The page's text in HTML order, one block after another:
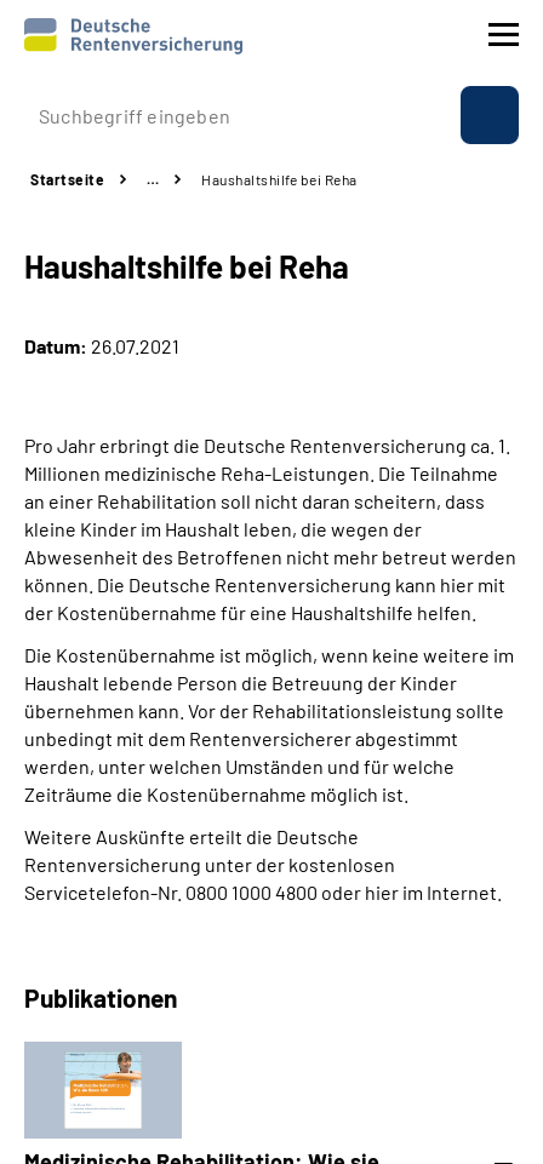
Prävention
Rente
Beratung & Kontakt
Über uns & Presse
Online-Services
Suche
Language
Inhalte in Gebärdensprache (DGS)
Leichte Sprache
Mein Kundenportal
Startseite … Haushaltshilfe bei Reha
Haushaltshilfe bei Reha
Datum: 26.07.2021
Pro Jahr erbringt die Deutsche Rentenversicherung ca. 1.
Millionen medizinische Reha-Leistungen. Die Teilnahme
an einer Rehabilitation soll nicht daran scheitern, dass
kleine Kinder im Haushalt leben, die wegen der
Abwesenheit des Betroffenen nicht mehr betreut werden
können. Die Deutsche Rentenversicherung kann hier mit
der Kostenübernahme für eine Haushaltshilfe helfen.
Die Kostenübernahme ist möglich, wenn keine weitere im
Haushalt lebende Person die Betreuung der Kinder
übernehmen kann. Vor der Rehabilitationsleistung sollte
unbedingt mit dem Rentenversicherer abgestimmt
werden, unter welchen Umständen und für welche
Zeiträume die Kostenübernahme möglich ist.
Weitere Auskünfte erteilt die Deutsche
Rentenversicherung unter der kostenlosen
Servicetelefon-Nr. 0800 1000 4800 oder hier im Internet.
Publikationen